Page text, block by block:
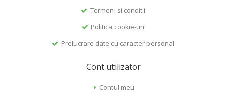
Termeni si conditii
Politica cookie-uri
Prelucrare date cu caracter personal
Cont utilizator
Contul meu